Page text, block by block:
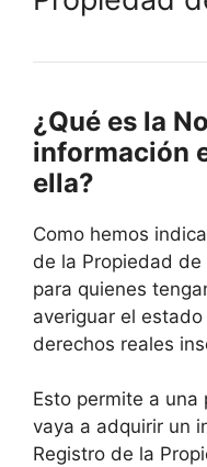
¿Qué es la
información
ella?
Como hemos
de la Propiedad
para quienes
averiguar el
derechos reales
Esto permite a una
vaya a adquirir un
Registro de la